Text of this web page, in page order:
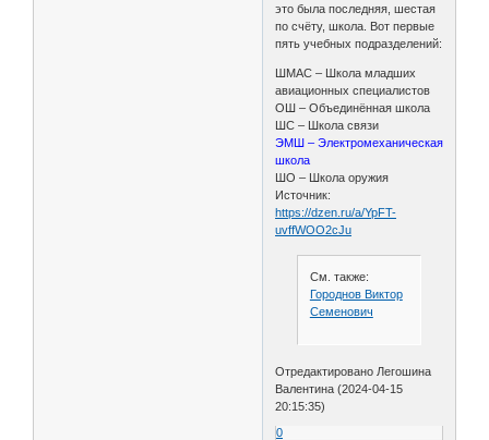
это была последняя, шестая
по счёту, школа. Вот первые
пять учебных подразделений:
ШМАС – Школа младших
авиационных специалистов
ОШ – Объединённая школа
ШС – Школа связи
ЭМШ – Электромеханическая
школа
ШО – Школа оружия
Источник:
https://dzen.ru/a/YpFT-
uvffWOO2cJu
См. также:
Городнов Виктор
Семенович
Отредактировано Легошина
Валентина (2024-04-15
20:15:35)
0